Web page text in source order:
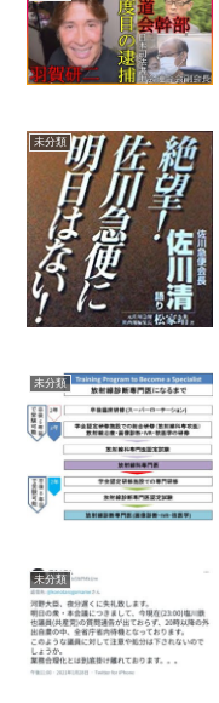
未分類
未分類
未分類